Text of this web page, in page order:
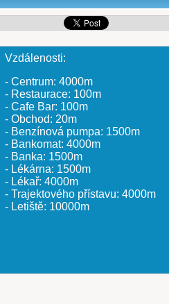
Vzdálenosti:
- Centrum: 4000m
- Restaurace: 100m
- Cafe Bar: 100m
- Obchod: 20m
- Benzínová pumpa: 1500m
- Bankomat: 4000m
- Banka: 1500m
- Lékárna: 1500m
- Lékař: 4000m
- Trajektového přístavu: 4000m
- Letiště: 10000m